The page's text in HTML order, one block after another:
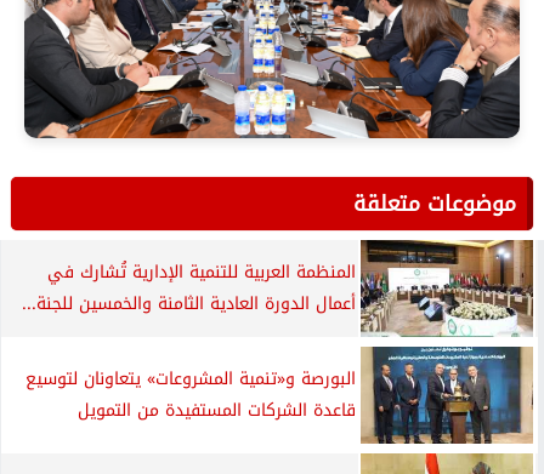
موضوعات متعلقة
المنظمة العربية للتنمية الإدارية تُشارك في
أعمال الدورة العادية الثامنة والخمسين للجنة...
البورصة و«تنمية المشروعات» يتعاونان لتوسيع
قاعدة الشركات المستفيدة من التمويل